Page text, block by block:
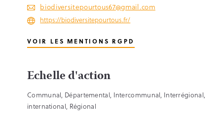
biodiversitepourtous67@gmail.com
https://biodiversitepourtous.fr/
VOIR LES MENTIONS RGPD
Echelle d'action
Communal, Départemental, Intercommunal, Interrégional,
international, Régional